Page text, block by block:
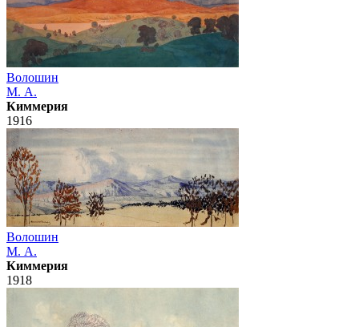
Волошин
М. А.
Киммерия
1916
Волошин
М. А.
Киммерия
1918